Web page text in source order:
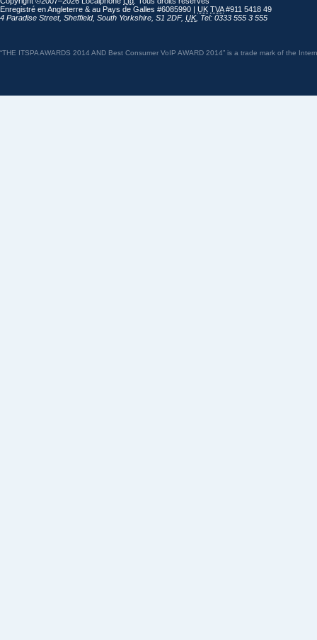
Enregistré en Angleterre & au Pays de Galles #6085990 | UK TVA#911 5418 49
4 Paradise Street, Sheffield, South Yorkshire S1 2DF, UK, Tel: 0333 555 3 555
“THE ITSPA AWARDS 2014 AND Best Consumer VoIP AWARD 2014” is a trade mark of the